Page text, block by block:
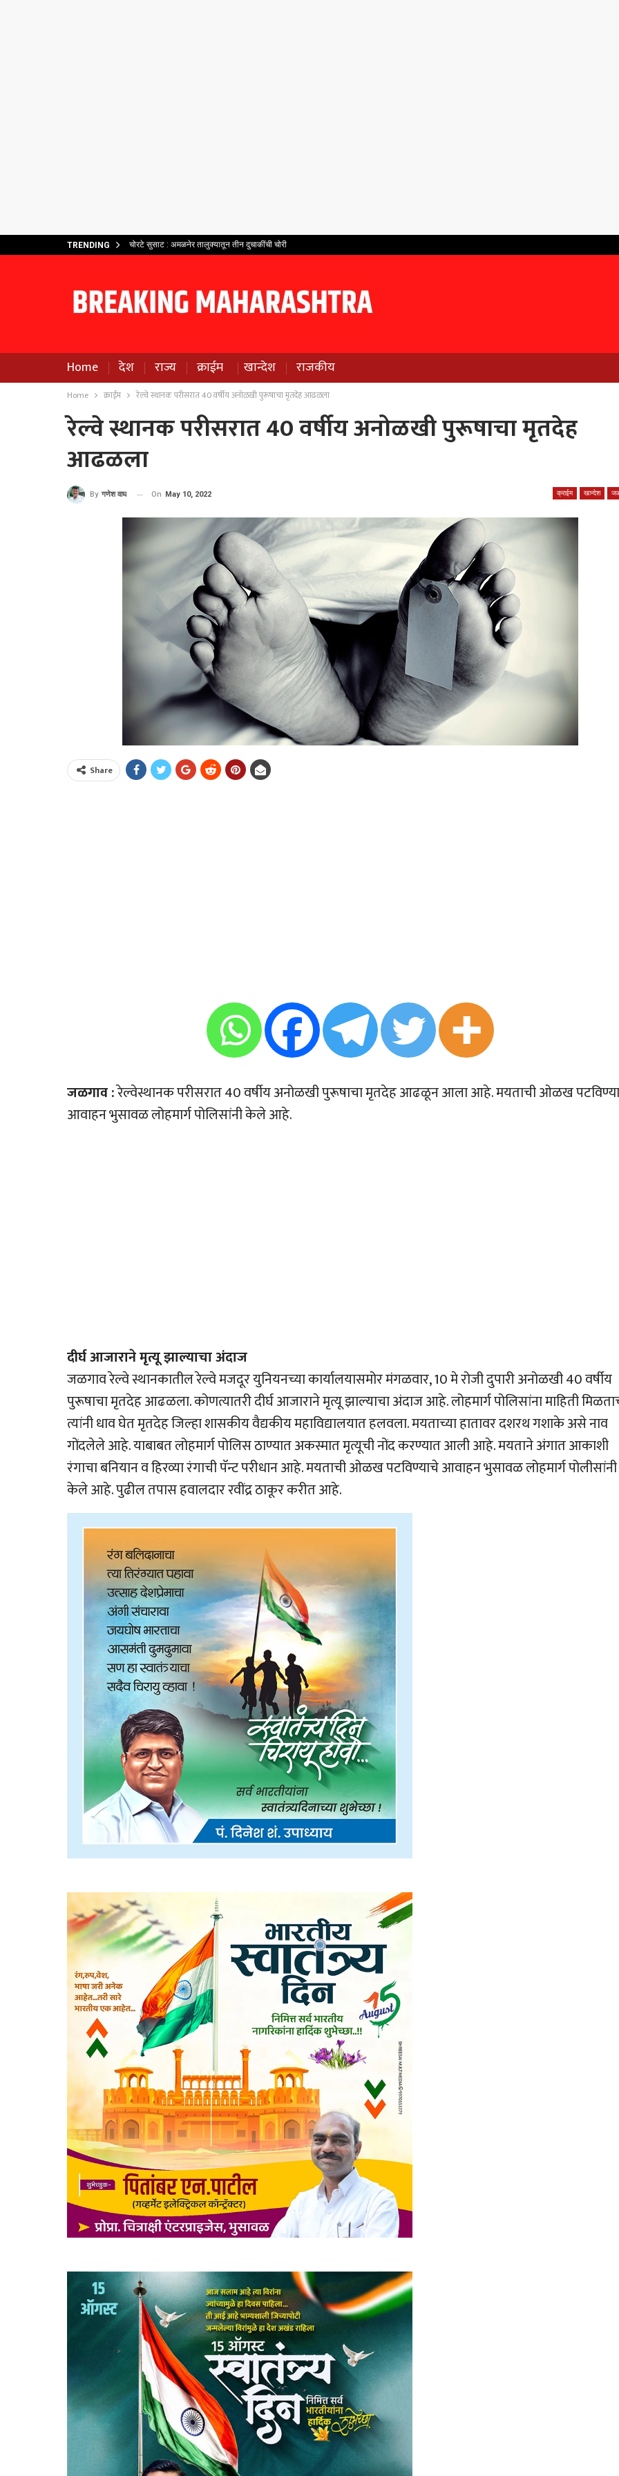
TRENDING चोरटे सुसाट : अमळनेर तालुक्यातून तीन दुचाकींची चोरी
Home देश राज्य क्राईम खान्देश राजकीय
Home क्राईम रेल्वे स्थानक परीसरात 40 वर्षीय अनोळखी पुरूषाचा मृतदेह आढळला
रेल्वे स्थानक परीसरात 40 वर्षीय अनोळखी पुरूषाचा मृतदेह
आढळला
क्राईम खान्देश
By गणेश वाघ On May 10, 2022
Share
जळगाव :रेल्वेस्थानक परीसरात 40 वर्षीय अनोळखी पुरूषाचा मृतदेह आढळून आला आहे. मयताची ओळख
आवाहन भुसावळ लोहमार्ग पोलिसांनी केले आहे.
दीर्घ आजाराने मृत्यू झाल्याचा अंदाज
जळगाव रेल्वे स्थानकातील रेल्वे मजदूर युनियनच्या कार्यालयासमोर मंगळवार, 10 मे रोजी दुपारी अनोळखी 40 वर्षीय
पुरूषाचा मृतदेह आढळला. कोणत्यातरी दीर्घ आजाराने मृत्यू झाल्याचा अंदाज आहे. लोहमार्ग पोलिसांना माहिती
त्यांनी धाव घेत मृतदेह जिल्हा शासकीय वैद्यकीय महाविद्यालयात हलवला. मयताच्या हातावर दशरथ गशाके असे नाव
गोंदलेले आहे. याबाबत लोहमार्ग पोलिस ठाण्यात अकस्मात मृत्यूची नोंद करण्यात आली आहे. मयताने अंगात आकाशी
रंगाचा बनियान व हिरव्या रंगाची पॅन्ट परीधान आहे. मयताची ओळख पटविण्याचे आवाहन भुसावळ लोहमार्ग पोलीसांनी
केले आहे. पुढील तपास हवालदार रवींद्र ठाकूर करीत आहे.